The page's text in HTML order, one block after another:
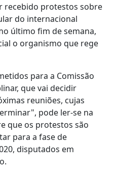
recebido protestos sobre
do internacional
último fim de semana,
o organismo que rege
para a Comissão
que vai decidir
reuniões, cujas
pode ler-se na
que os protestos são
para a fase de
disputados em